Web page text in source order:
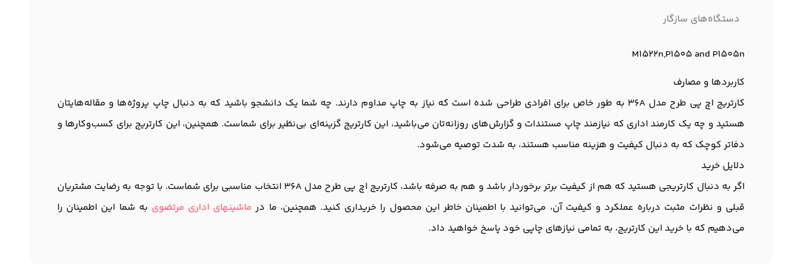
دستگاه‌های سازگار
M1522n,P1505 and P1505n
کاربردها و مصارف
کارتریج اچ پی طرح مدل 36A به طور خاص برای افرادی طراحی شده است که نیاز به چاپ مداوم دارند. چه شما یک دانشجو باشید که به دنبال چاپ پروژه‌ها و مقاله‌ها‌یتان
هستید و چه یک کارمند اداری که نیازمند چاپ مستندات و گزارش‌ها‌ی روزانه‌تان می‌باشید، این کارتریج گزینه‌ای بی‌نظیر برای شماست. همچنین، این کارتریج برای کسب‌وکارها و
دفاتر کوچک که به دنبال کیفیت و هزینه مناسب هستند، به شدت توصیه می‌شود.
دلایل خرید
اگر به دنبال کارتریجی هستید که هم از کیفیت برتر برخوردار باشد و هم به صرفه باشد، کارتریج اچ پی طرح مدل 36A انتخاب مناسبی برای شماست. با توجه به رضایت مشتریان
قبلی و نظرات مثبت درباره عملکرد و کیفیت آن، می‌توانید با اطمینان خاطر این محصول را خریداری کنید. همچنین، ما در ماشینهای اداری مرتضوی به شما این اطمینان را
می‌دهیم که با خرید این کارتریج، به تمامی نیازهای چاپی خود پاسخ خواهید داد.